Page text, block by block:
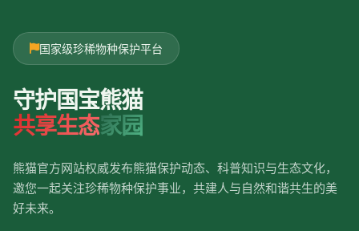
国家级珍稀物种保护平台
守护国宝熊猫
共享生态家园
熊猫官方网站权威发布熊猫保护动态、科普知识与生态文化，
邀您一起关注珍稀物种保护事业，共建人与自然和谐共生的美
好未来。